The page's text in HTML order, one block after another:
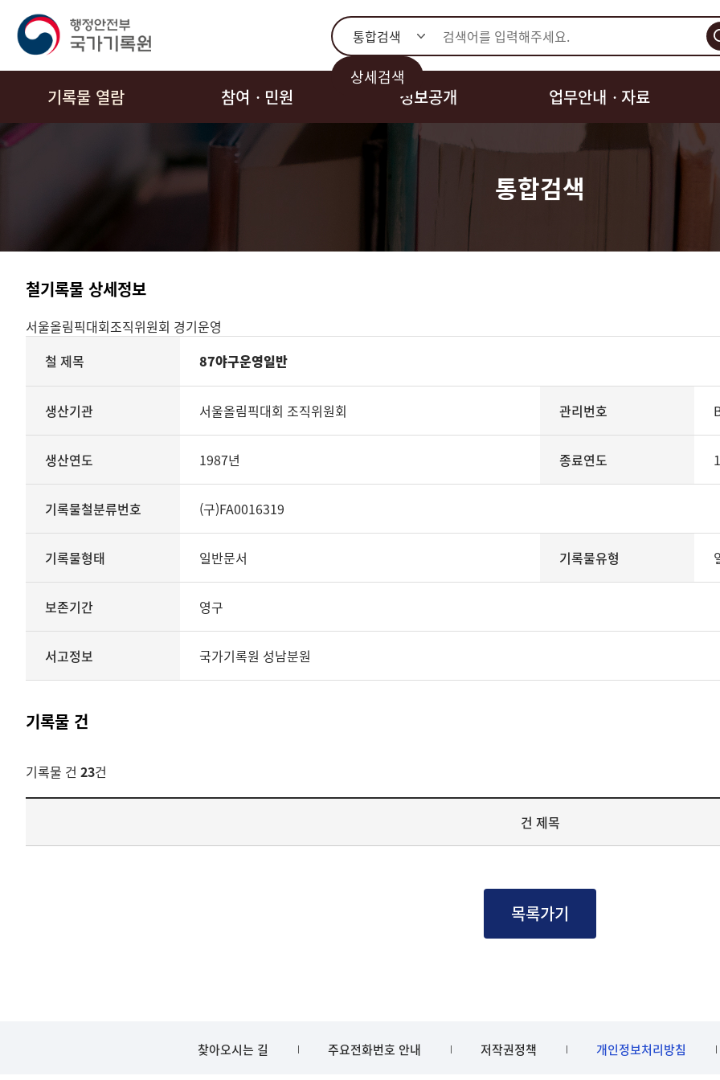
통합검색
상세검색
기록물 열람 참여ㆍ민원 정보공개 업무안내ㆍ자료
통합검색
철기록물 상세정보
서울올림픽대회조직위원회 경기운영
철의
관리번호
생산년도
기록물철분류번호
기록물유형
보존기간
보여
기록물
철 제목 87야구운영일반
생산기관 서울올림픽대회 조직위원회 관리번호
생산연도 1987년 종료연도
기록물철분류번호 (구)FA0016319
기록물형태 일반문서 기록물유형
보존기간 영구
서고정보 국가기록원 성남분원
기록물 건
기록물 건 23건
목록
건 제목
목록가기
찾아오시는 길 주요전화번호 안내 저작권정책 개인정보처리방침